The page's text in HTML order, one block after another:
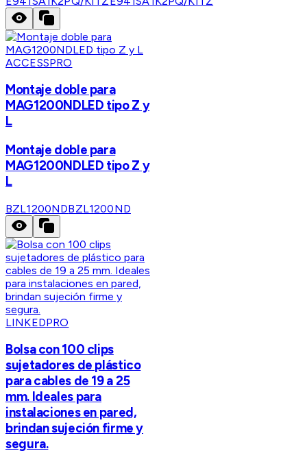
ACCESSPRO
Montaje doble para
MAG1200NDLED tipo Z y
L
Montaje doble para
MAG1200NDLED tipo Z y
L
BZL1200NDBZL1200ND
LINKEDPRO
Bolsa con 100 clips
sujetadores de plástico
para cables de 19 a 25
mm. Ideales para
instalaciones en pared,
brindan sujeción firme y
segura.